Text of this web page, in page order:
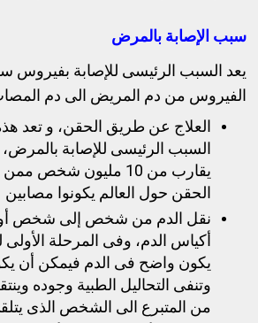
سبب الإصابة بالمرض
يعد السبب الرئيسى للإصابة بفيروس
الفيروس من دم المريض الى دم
العلاج عن طريق الحقن، و تعد
السبب الرئيسى للإصابة
يقارب من 10 مليون شخص
الحقن حول العالم يكونوا
نقل الدم من شخص إلى شخص
أكياس الدم، وفى المرحلة الأولى
يكون واضح فى الدم فيمكن أن
وتنفى التحاليل الطبية وجوده
من المتبرع الى الشخص الذى